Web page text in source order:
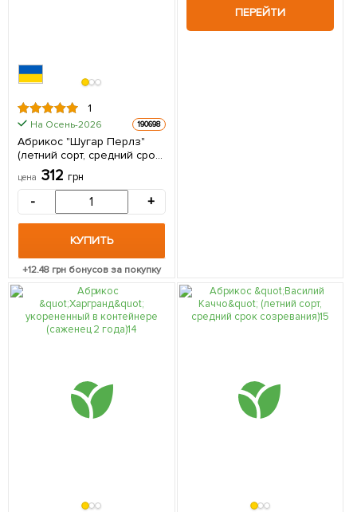
1
На Осень-2026 190698
Абрикос "Шугар Перлз"
(летний сорт, средний срок
созревания) 1 саженец в
упаковке
цена 312 грн
- +
КУПИТЬ
+12.48 грн бонусов за покупку
ПЕРЕЙТИ